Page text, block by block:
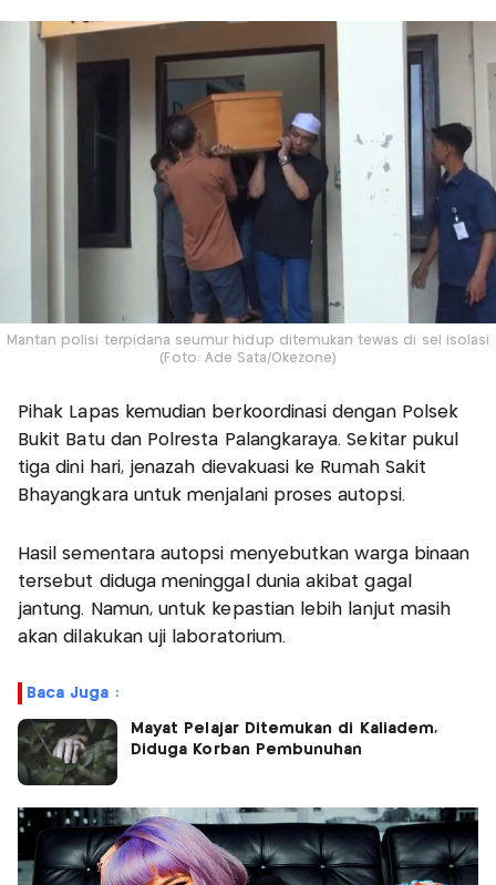
Mantan polisi terpidana seumur hidup ditemukan tewas di sel isolasi
(Foto: Ade Sata/Okezone)
Pihak Lapas kemudian berkoordinasi dengan Polsek
Bukit Batu dan Polresta Palangkaraya. Sekitar pukul
tiga dini hari, jenazah dievakuasi ke Rumah Sakit
Bhayangkara untuk menjalani proses autopsi.
Hasil sementara autopsi menyebutkan warga binaan
tersebut diduga meninggal dunia akibat gagal
jantung. Namun, untuk kepastian lebih lanjut masih
akan dilakukan uji laboratorium.
Baca Juga :
Mayat Pelajar Ditemukan di Kaliadem,
Diduga Korban Pembunuhan